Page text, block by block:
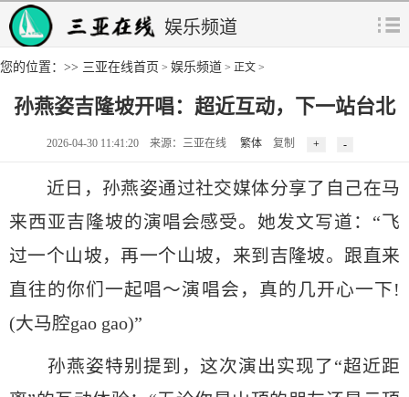
娱乐频道
您的位置：>> 三亚在线首页 > 娱乐频道 > 正文 >
孙燕姿吉隆坡开唱：超近互动，下一站台北
2026-04-30 11:41:20 来源：三亚在线 繁体 复制
近日，孙燕姿通过社交媒体分享了自己在马
来西亚吉隆坡的演唱会感受。她发文写道：“飞
过一个山坡，再一个山坡，来到吉隆坡。跟直来
直往的你们一起唱～演唱会，真的几开心一下!
(大马腔gao gao)”
孙燕姿特别提到，这次演出实现了“超近距